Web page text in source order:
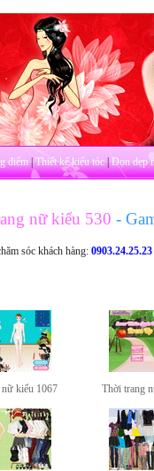
điểm|Thiết kế kiểu tóc|Dọn dẹp
nữ kiểu 530 -
sóc khách hàng:0903.24.25.23
kiểu 1067 Thời trang